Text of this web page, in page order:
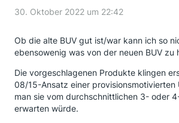
30. Oktober 2022 um 22:42
Ob die alte BUV gut ist/war kann ich so
ebensowenig was von der neuen BUV zu
Die vorgeschlagenen Produkte klingen
08/15-Ansatz einer provisionsmotivierten
man sie vom durchschnittlichen 3- oder
erwarten würde.